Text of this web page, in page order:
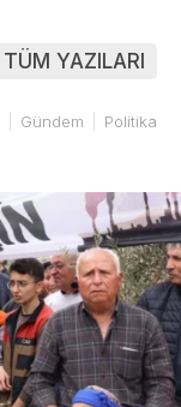
TÜM YAZILARI
Gündem Politika